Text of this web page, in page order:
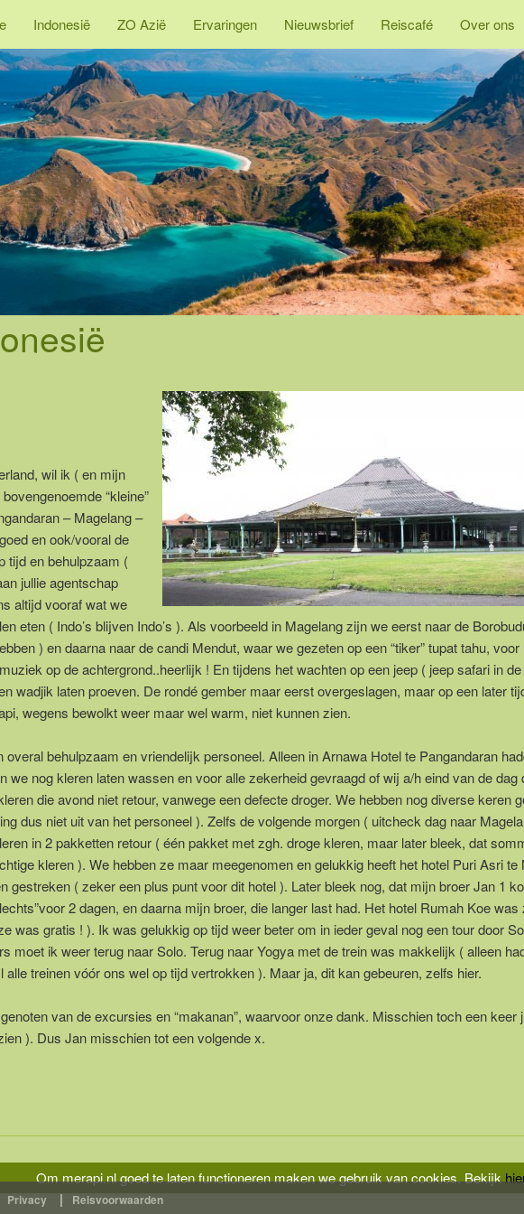
Om merapi.nl goed te laten functioneren maken we gebruik van cookies.Bekijk
Indonesië ZO Azië Ervaringen Nieuwsbrief Reiscafé Over ons
wil ik ( en mijn
“kleine”
– Magelang –
en ook/vooral de
tijd en behulpzaam (
jullie agentschap
altijd vooraf wat we
eten ( Indo’s blijven Indo’s ). Als voorbeeld in Magelang zijn we eerst naar de
) en daarna naar de candi Mendut, waar we gezeten op een “tiker” tupat tahu, voor
op de achtergrond..heerlijk ! En tijdens het wachten op een jeep ( jeep safari in
wadjik laten proeven. De rondé gember maar eerst overgeslagen, maar op een later
wegens bewolkt weer maar wel warm, niet kunnen zien.
behulpzaam en vriendelijk personeel. Alleen in Arnawa Hotel te Pangandaran
we nog kleren laten wassen en voor alle zekerheid gevraagd of wij a/h eind van de dag
die avond niet retour, vanwege een defecte droger. We hebben nog diverse keren
dus niet uit van het personeel ). Zelfs de volgende morgen ( uitcheck dag naar
in 2 pakketten retour ( één pakket met zgh. droge kleren, maar later bleek, dat
kleren ). We hebben ze maar meegenomen en gelukkig heeft het hotel Puri Asri te
gestreken ( zeker een plus punt voor dit hotel ). Later bleek nog, dat mijn broer Jan 1
2 dagen, en daarna mijn broer, die langer last had. Het hotel Rumah Koe
was gratis ! ). Ik was gelukkig op tijd weer beter om in ieder geval nog een tour door
moet ik weer terug naar Solo. Terug naar Yogya met de trein was makkelijk ( alleen
treinen vóór ons wel op tijd vertrokken ). Maar ja, dit kan gebeuren, zelfs hier.
van de excursies en “makanan”, waarvoor onze dank. Misschien toch een keer
). Dus Jan misschien tot een volgende x.
Privacy | Reisvoorwaarden